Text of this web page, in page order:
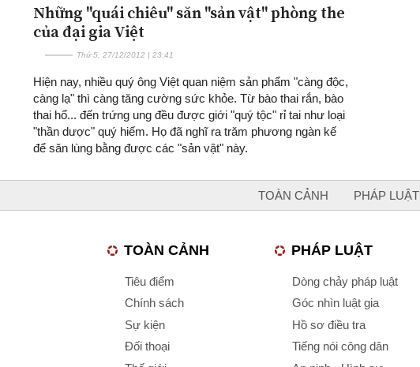
Những "quái chiêu" săn "sản vật" phòng the
của đại gia Việt
Thứ 5, 27/12/2012 | 23:41
Hiện nay, nhiều quý ông Việt quan niệm sản phẩm "càng độc,
càng lạ" thì càng tăng cường sức khỏe. Từ bào thai rắn, bào
thai hổ... đến trứng ung đều được giới "quý tộc" rỉ tai như loại
"thần dược" quý hiếm. Họ đã nghĩ ra trăm phương ngàn kế
để săn lùng bằng được các "sản vật" này.
TOÀN CẢNH PHÁP LUẬT
TOÀN CẢNH
Tiêu điểm
Chính sách
Sự kiện
Đối thoại
PHÁP LUẬT
Dòng chảy pháp luật
Góc nhìn luật gia
Hồ sơ điều tra
Tiếng nói công dân